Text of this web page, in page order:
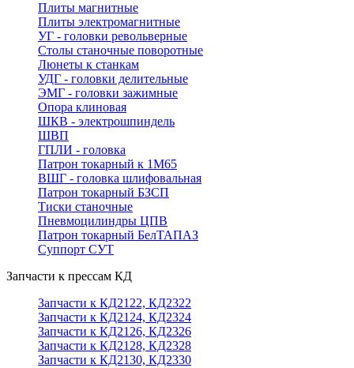
Плиты магнитные
Плиты электромагнитные
УГ - головки револьверные
Столы станочные поворотные
Люнеты к станкам
УДГ - головки делительные
ЭМГ - головки зажимные
Опора клиновая
ШКВ - электрошпиндель
ШВП
ГПЛИ - головка
Патрон токарный к 1М65
ВШГ - головка шлифовальная
Патрон токарный БЗСП
Тиски станочные
Пневмоцилиндры ЦПВ
Патрон токарный БелТАПАЗ
Суппорт СУТ
Запчасти к прессам КД
Запчасти к КД2122, КД2322
Запчасти к КД2124, КД2324
Запчасти к КД2126, КД2326
Запчасти к КД2128, КД2328
Запчасти к КД2130, КД2330